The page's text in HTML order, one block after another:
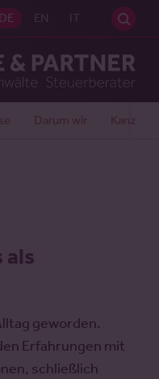
DE EN IT
Darum wir Kanzlei
als
geworden.
Erfahrungen mit
schließlich